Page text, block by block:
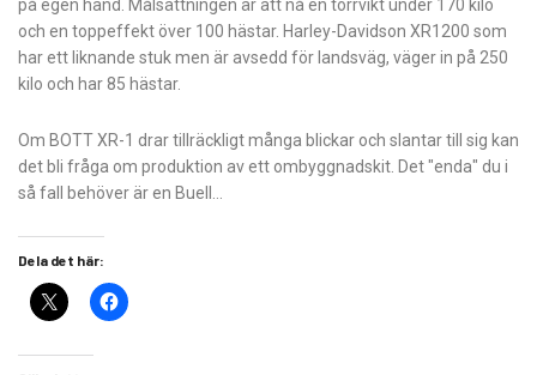
på egen hand. Målsättningen är att nå en torrvikt under 170 kilo
och en toppeffekt över 100 hästar. Harley-Davidson XR1200 som
har ett liknande stuk men är avsedd för landsväg, väger in på 250
kilo och har 85 hästar.
Om BOTT XR-1 drar tillräckligt många blickar och slantar till sig kan
det bli fråga om produktion av ett ombyggnadskit. Det "enda" du i
så fall behöver är en Buell…
Dela det här: